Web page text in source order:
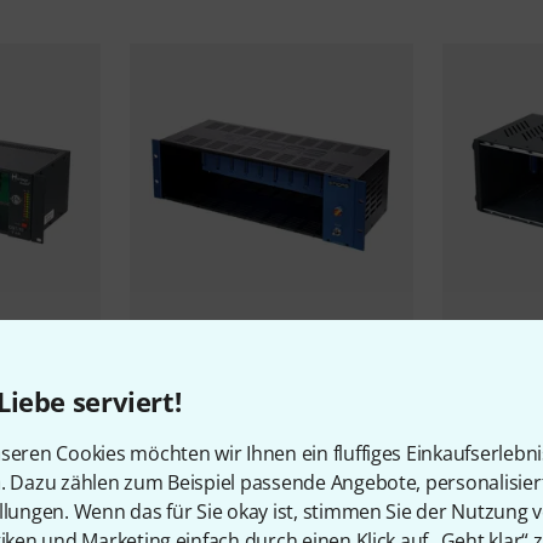
serviert!
Cookies möchten wir Ihnen ein fluffiges
Dazu zählen zum Beispiel passende Angebote,
Wenn das für Sie okay ist, stimmen Sie der Nutzung
V2 Midas
258 € UVP:
-14%